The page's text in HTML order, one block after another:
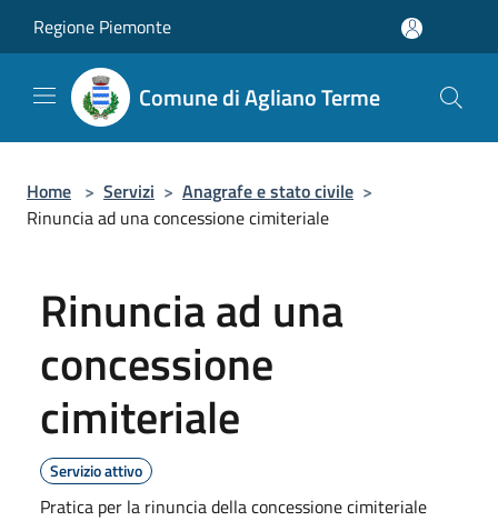
Regione Piemonte
Comune di Agliano Terme
Home > Servizi > Anagrafe e stato civile >
Rinuncia ad una concessione cimiteriale
Rinuncia ad una
concessione
cimiteriale
Servizio attivo
Pratica per la rinuncia della concessione cimiteriale